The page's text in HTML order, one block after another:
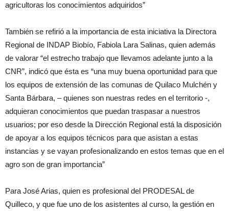
agricultoras los conocimientos adquiridos”
También se refirió a la importancia de esta iniciativa la Directora
Regional de INDAP Biobío, Fabiola Lara Salinas, quien además
de valorar “el estrecho trabajo que llevamos adelante junto a la
CNR”, indicó que ésta es “una muy buena oportunidad para que
los equipos de extensión de las comunas de Quilaco Mulchén y
Santa Bárbara, – quienes son nuestras redes en el territorio -,
adquieran conocimientos que puedan traspasar a nuestros
usuarios; por eso desde la Dirección Regional está la disposición
de apoyar a los equipos técnicos para que asistan a estas
instancias y se vayan profesionalizando en estos temas que en el
agro son de gran importancia”
Para José Arias, quien es profesional del PRODESAL de
Quilleco, y que fue uno de los asistentes al curso, la gestión en